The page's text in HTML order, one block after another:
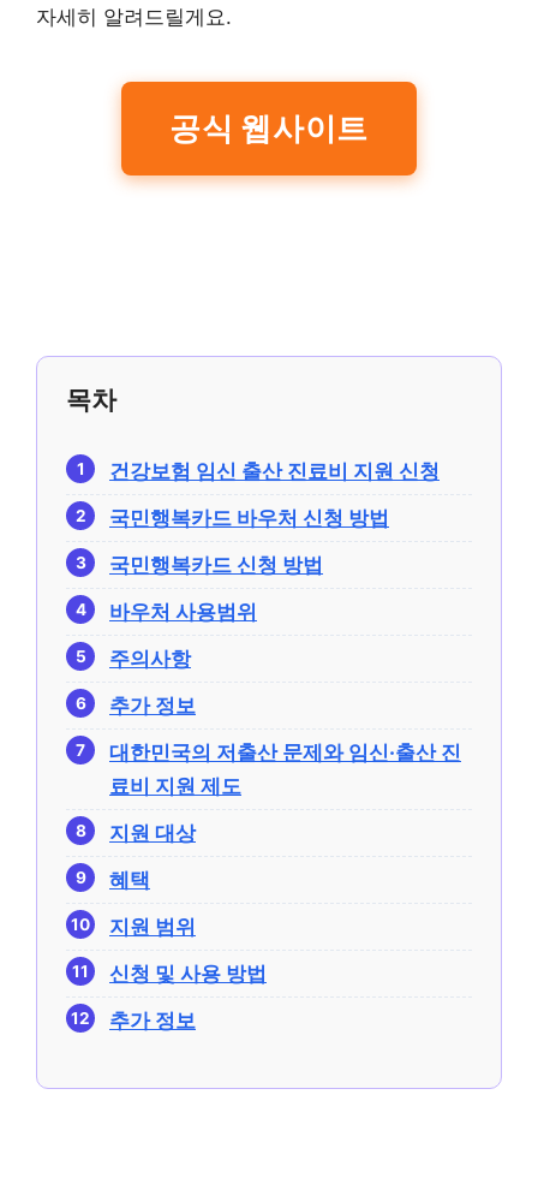
자세히 알려드릴게요.
공식 웹사이트
목차
건강보험 임신 출산 진료비 지원 신청
국민행복카드 바우처 신청 방법
국민행복카드 신청 방법
바우처 사용범위
주의사항
추가 정보
대한민국의 저출산 문제와 임신·출산 진
료비 지원 제도
지원 대상
혜택
지원 범위
신청 및 사용 방법
추가 정보